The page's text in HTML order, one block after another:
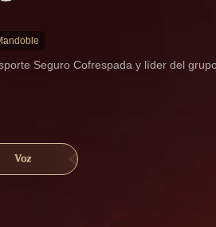
Seguro Cofrespada y líder del
Voz